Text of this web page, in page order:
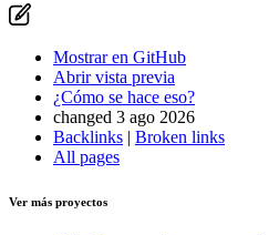
Mostrar en GitHub
Abrir vista previa
¿Cómo se hace eso?
changed 3 ago 2026
Backlinks | Broken links
All pages
Ver más proyectos